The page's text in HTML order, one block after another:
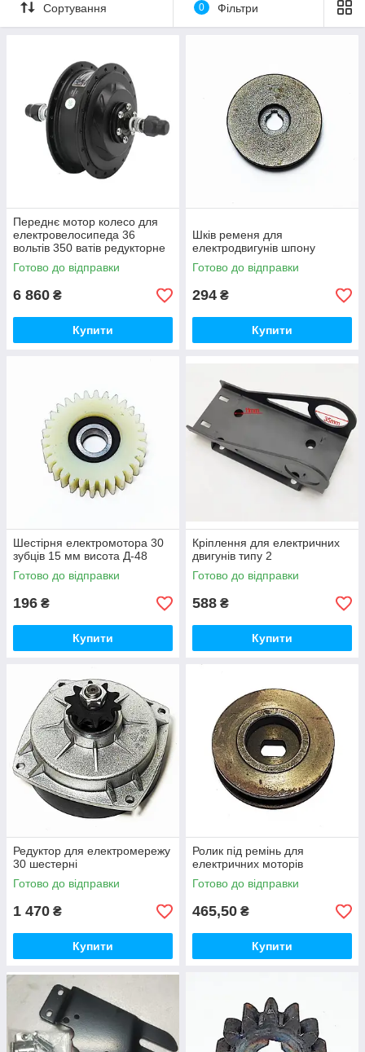
Сортування 0 Фільтри
Переднє мотор колесо для
електровелосипеда 36
вольтів 350 ватів редукторне
Готово до відправки
6 860 ₴
Купити
Шків ременя для
електродвигунів шпону
Готово до відправки
294 ₴
Купити
Шестірня електромотора 30
зубців 15 мм висота Д-48
Готово до відправки
196 ₴
Купити
Кріплення для електричних
двигунів типу 2
Готово до відправки
588 ₴
Купити
Редуктор для електромережу
30 шестерні
Готово до відправки
1 470 ₴
Купити
Ролик під ремінь для
електричних моторів
Готово до відправки
465,50 ₴
Купити